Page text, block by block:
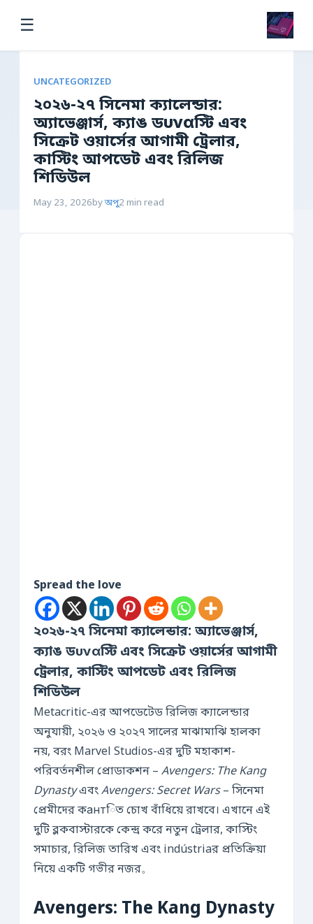
☰
UNCATEGORIZED
২০২৬-২৭ সিনেমা ক্যালেন্ডার:
অ্যাভেঞ্জার্স, ক্যাঙ ডυναস্টি এবং
সিক্রেট ওয়ার্সের আগামী ট্রেলার,
কাস্টিং আপডেট এবং রিলিজ
শিডিউল
May 23, 2026byঅপু2 min read
Spread the love
২০২৬-২৭ সিনেমা ক্যালেন্ডার: অ্যাভেঞ্জার্স,
ক্যাঙ ডυναস্টি এবং সিক্রেট ওয়ার্সের আগামী
ট্রেলার, কাস্টিং আপডেট এবং রিলিজ
শিডিউল
Metacritic-এর আপডেটেড রিলিজ ক্যালেন্ডার
অনুযায়ী, ২০২৬ ও ২০২৭ সালের মাঝামাঝি হালকা
নয়, বরং Marvel Studios-এর দুটি মহাকাশ-
পরিবর্তনশীল প্রোডাকশন – Avengers: The Kang
DynastyএবংAvengers: Secret Wars– সিনেমা
প্রেমীদের কантিত চোখ বাঁধিয়ে রাখবে। এখানে এই
দুটি ব্লকবাস্টারকে কেন্দ্র করে নতুন ট্রেলার, কাস্টিং
সমাচার, রিলিজ তারিখ এবং indústriaর প্রতিক্রিয়া
নিয়ে একটি গভীর নজর。
Avengers: The Kang Dynasty